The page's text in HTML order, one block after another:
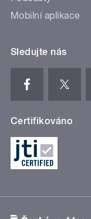
Mobilní aplikace
Sledujte nás
Certifikováno